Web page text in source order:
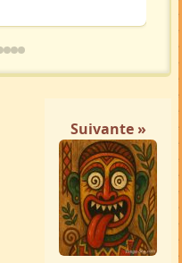
Suivante »